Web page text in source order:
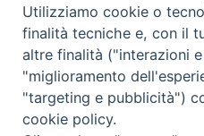
Abbonamenti
Abbonamento Annuale
Abbonamento Annuale
Abbonamento Singola
Utilizziamo cookie o
finalità tecniche e, con il
altre finalità ("interazioni
"miglioramento
"targeting e pubblicità")
cookie policy.